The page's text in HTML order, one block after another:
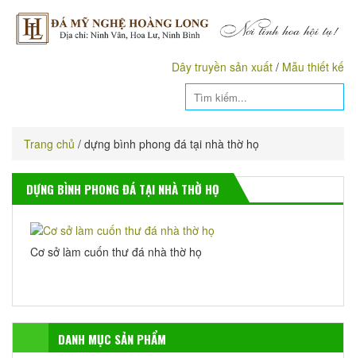
Dây truyền sản xuất / Mẫu thiết kế
Trang chủ / dựng bình phong đá tại nhà thờ họ
DỰNG BÌNH PHONG ĐÁ TẠI NHÀ THỜ HỌ
Cơ sở làm cuốn thư đá nhà thờ họ
DANH MỤC SẢN PHẨM